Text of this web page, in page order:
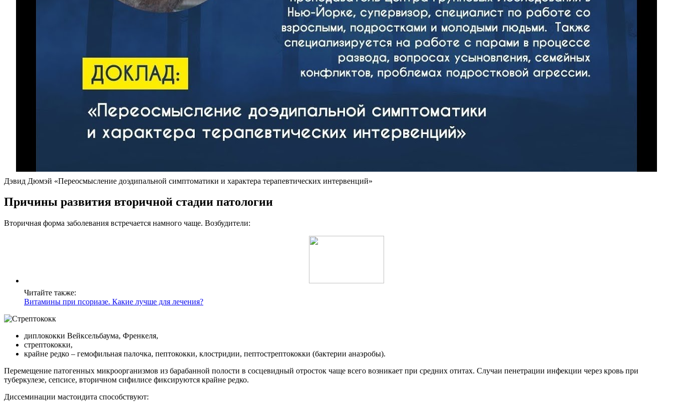
Дэвид Дюмэй «Переосмысление доэдипальной симптоматики и характера терапевтических интервенций»
Причины развития вторичной стадии патологии
Вторичная форма заболевания встречается намного чаще. Возбудители:
Читайте также:
Витамины при псориазе. Какие лучше для лечения?
диплококки Вейксельбаума, Френкеля,
стрептококки,
крайне редко – гемофильная палочка, пептококки, клостридии, пептострептококки (бактерии анаэробы).
Перемещение патогенных микроорганизмов из барабанной полости в сосцевидный отросток чаще всего возникает при средних отитах. Случаи пенетрации инфекции через кровь при
туберкулезе, сепсисе, вторичном сифилисе фиксируются крайне редко.
Диссеминации мастоидита способствуют: